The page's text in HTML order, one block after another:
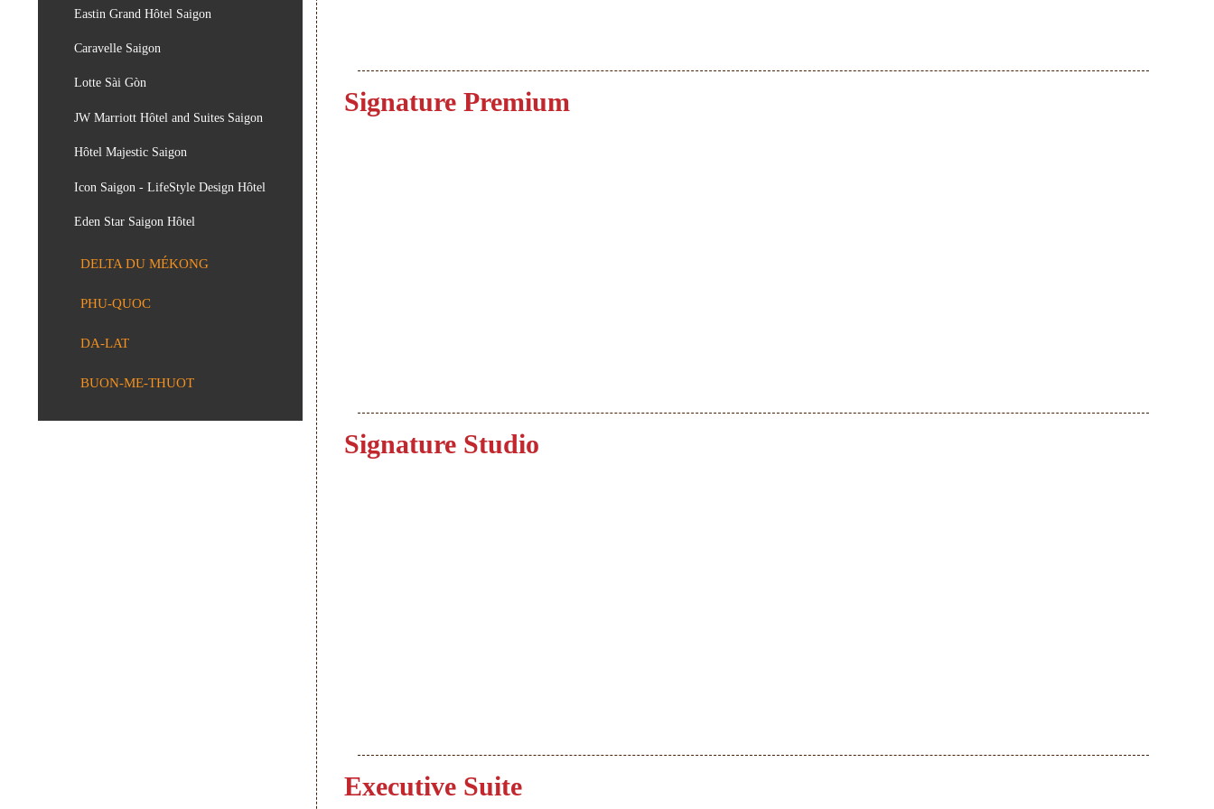
Eastin Grand Hôtel Saigon
Caravelle Saigon
Lotte Sài Gòn
JW Marriott Hôtel and Suites Saigon
Hôtel Majestic Saigon
Icon Saigon - LifeStyle Design Hôtel
Eden Star Saigon Hôtel
DELTA DU MÉKONG
PHU-QUOC
DA-LAT
BUON-ME-THUOT
Signature Premium
Signature Studio
Executive Suite